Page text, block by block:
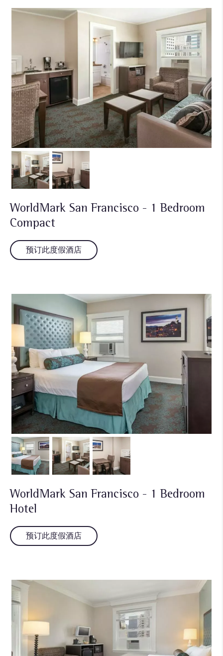
WorldMark San Francisco - 1 Bedroom
Compact
预订此度假酒店
WorldMark San Francisco - 1 Bedroom
Hotel
预订此度假酒店